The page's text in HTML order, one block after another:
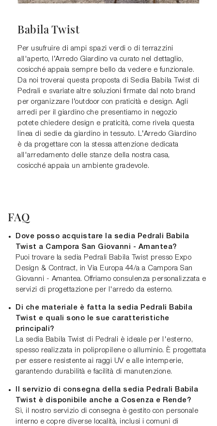
Babila Twist
Per usufruire di ampi spazi verdi o di terrazzini
all'aperto, l’Arredo Giardino va curato nel dettaglio,
cosicché appaia sempre bello da vedere e funzionale.
Da noi troverai questa proposta di Sedia Babila Twist di
Pedrali e svariate altre soluzioni firmate dal noto brand
per organizzare l’outdoor con praticità e design. Agli
arredi per il giardino che presentiamo in negozio
potete chiedere design e praticità, come rivela questa
linea di sedie da giardino in tessuto. L’Arredo Giardino
è da progettare con la stessa attenzione dedicata
all'arredamento delle stanze della nostra casa,
cosicché appaia un ambiente gradevole.
FAQ
Dove posso acquistare la sedia Pedrali Babila
Twist a Campora San Giovanni - Amantea?
Puoi trovare la sedia Pedrali Babila Twist presso Expo
Design & Contract, in Via Europa 44/a a Campora San
Giovanni - Amantea. Offriamo consulenza personalizzata e
servizi di progettazione per l'arredo da esterno.
Di che materiale è fatta la sedia Pedrali Babila
Twist e quali sono le sue caratteristiche
principali?
La sedia Babila Twist di Pedrali è ideale per l'esterno,
spesso realizzata in polipropilene o alluminio. È progettata
per essere resistente ai raggi UV e alle intemperie,
garantendo durabilità e facilità di manutenzione.
Il servizio di consegna della sedia Pedrali Babila
Twist è disponibile anche a Cosenza e Rende?
Sì, il nostro servizio di consegna è gestito con personale
interno e copre diverse località, inclusi i comuni di